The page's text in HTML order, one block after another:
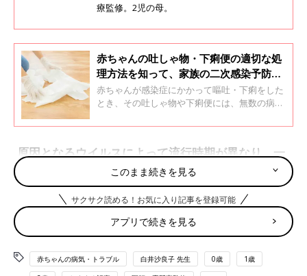
療監修。2児の母。
赤ちゃんの吐しゃ物・下痢便の適切な処
理方法を知って、家族の二次感染予防を
【小児科医】
赤ちゃんが感染症にかかって嘔吐・下痢をした
とき、その吐しゃ物や下痢便には、無数の病原
家庭内に広がる、「二次感染」が起こるおそれ
原因となるウイルスによって流行時期が異なり、一
年中注意が必要です
ウイルス性胃腸炎とは、ウイルスに感染して発症する胃腸炎の総
称です。「おなかの風邪」や「乳児嘔吐下痢症」と呼ばれること
もあります。「ノロウイルスが原因」と思っている人もいるかも
しれませんが、ノロウイルスはウイルス性胃腸炎の原因の一つに
すぎません。
このまま続きを見る
サクサク読める！お気に入り記事を登録可能
アプリで続きを見る
赤ちゃんの病気・トラブル 白井沙良子 先生 0歳 1歳